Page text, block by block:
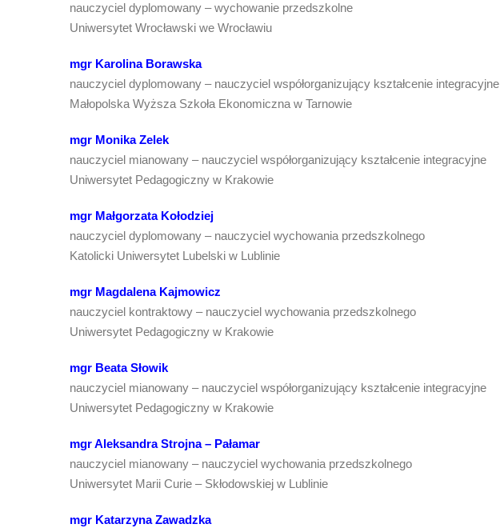
nauczyciel dyplomowany – wychowanie przedszkolne
Uniwersytet Wrocławski we Wrocławiu
mgr Karolina Borawska
nauczyciel dyplomowany – nauczyciel współorganizujący kształcenie integracyjne
Małopolska Wyższa Szkoła Ekonomiczna w Tarnowie
mgr Monika Zelek
nauczyciel mianowany – nauczyciel współorganizujący kształcenie integracyjne
Uniwersytet Pedagogiczny w Krakowie
mgr Małgorzata Kołodziej
nauczyciel dyplomowany – nauczyciel wychowania przedszkolnego
Katolicki Uniwersytet Lubelski w Lublinie
mgr Magdalena Kajmowicz
nauczyciel kontraktowy – nauczyciel wychowania przedszkolnego
Uniwersytet Pedagogiczny w Krakowie
mgr Beata Słowik
nauczyciel mianowany – nauczyciel współorganizujący kształcenie integracyjne
Uniwersytet Pedagogiczny w Krakowie
mgr Aleksandra Strojna – Pałamar
nauczyciel mianowany – nauczyciel wychowania przedszkolnego
Uniwersytet Marii Curie – Skłodowskiej w Lublinie
mgr Katarzyna Zawadzka